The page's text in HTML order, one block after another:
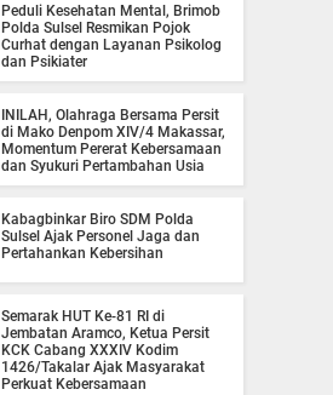
Peduli Kesehatan Mental, Brimob
Polda Sulsel Resmikan Pojok
Curhat dengan Layanan Psikolog
dan Psikiater
INILAH, Olahraga Bersama Persit
di Mako Denpom XIV/4 Makassar,
Momentum Pererat Kebersamaan
dan Syukuri Pertambahan Usia
Kabagbinkar Biro SDM Polda
Sulsel Ajak Personel Jaga dan
Pertahankan Kebersihan
Semarak HUT Ke-81 RI di
Jembatan Aramco, Ketua Persit
KCK Cabang XXXIV Kodim
1426/Takalar Ajak Masyarakat
Perkuat Kebersamaan